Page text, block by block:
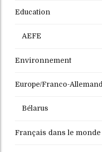
Education
AEFE
Environnement
Europe/Franco-Allemand
Bélarus
Français dans le monde